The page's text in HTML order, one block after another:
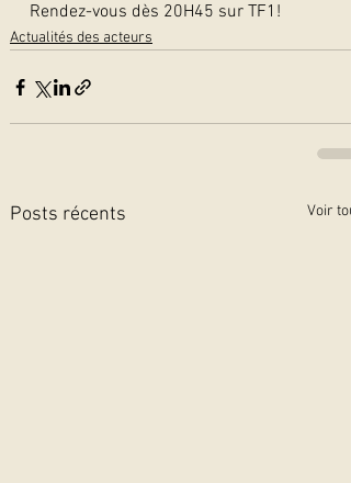
Rendez-vous dès 20H45 sur TF1!
Actualités des acteurs
Posts récents Voir tout